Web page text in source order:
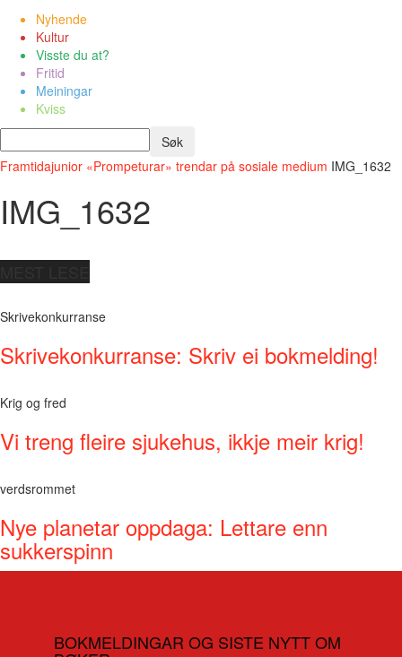
Nyhende
Kultur
Visste du at?
Fritid
Meiningar
Kviss
Framtidajunior «Prompeturar» trendar på sosiale medium IMG_1632
IMG_1632
Skrivekonkurranse
Skrivekonkurranse: Skriv ei bokmelding!
Krig og fred
Vi treng fleire sjukehus, ikkje meir krig!
verdsrommet
Nye planetar oppdaga: Lettare enn
sukkerspinn
BOKMELDINGAR OG SISTE NYTT OM